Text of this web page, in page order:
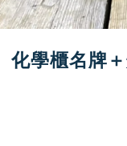
化學櫃名牌